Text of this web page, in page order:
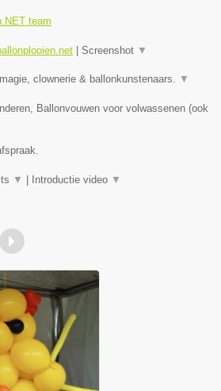
team
Screenshot ▼
clownerie & ballonkunstenaars. ▼
Ballonvouwen voor volwassenen (ook
▼ Introductie video ▼